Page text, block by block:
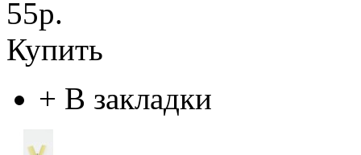
55р.
Купить
+ В закладки